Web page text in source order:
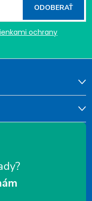
ochrany
ODOBERAŤ